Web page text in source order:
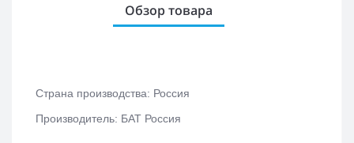
Обзор товара
Страна производства: Россия
Производитель: БАТ Россия